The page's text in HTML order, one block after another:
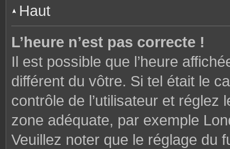
Haut
L’heure n’est pas correcte !
Il est possible que l’heure
différent du vôtre. Si tel était le
contrôle de l’utilisateur et
zone adéquate, par exemple
Veuillez noter que le réglage du